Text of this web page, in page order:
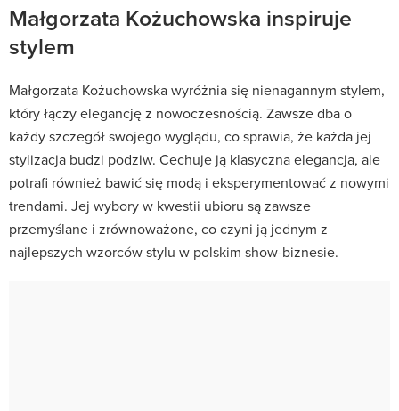
Małgorzata Kożuchowska inspiruje
stylem
Małgorzata Kożuchowska wyróżnia się nienagannym stylem,
który łączy elegancję z nowoczesnością. Zawsze dba o
każdy szczegół swojego wyglądu, co sprawia, że każda jej
stylizacja budzi podziw. Cechuje ją klasyczna elegancja, ale
potrafi również bawić się modą i eksperymentować z nowymi
trendami. Jej wybory w kwestii ubioru są zawsze
przemyślane i zrównoważone, co czyni ją jednym z
najlepszych wzorców stylu w polskim show-biznesie.